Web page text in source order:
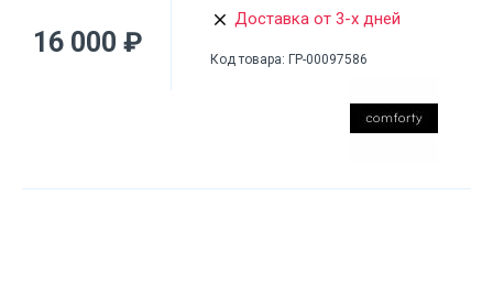
16 000 ₽
Доставка от 3-х дней
Код товара: ГР-00097586